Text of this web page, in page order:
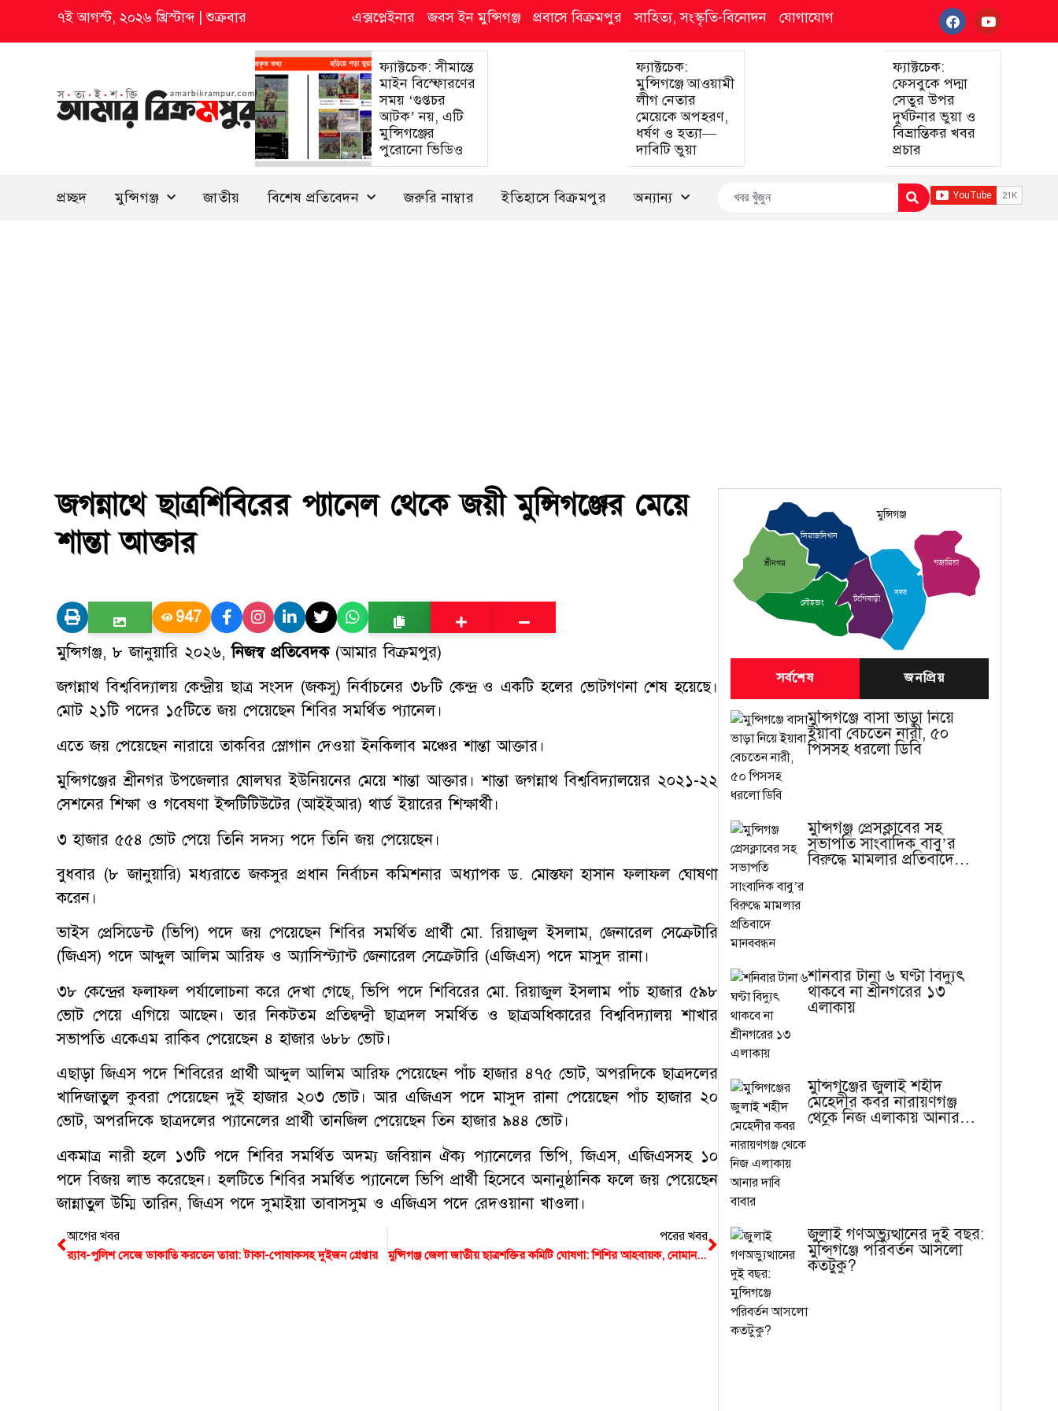
৭ই আগস্ট, ২০২৬ খ্রিস্টাব্দ|শুক্রবার এক্সপ্লেইনার জবস ইন মুন্সিগঞ্জ প্রবাসে বিক্রমপুর সাহিত্য, সংস্কৃতি-বিনোদন যোগাযোগ
ফ্যাক্টচেক: সীমান্তে
মাইন বিস্ফোরণের
সময় ‘গুপ্তচর
আটক’ নয়, এটি
মুন্সিগঞ্জের
পুরোনো ভিডিও
ফ্যাক্টচেক:
মুন্সিগঞ্জে আওয়ামী
লীগ নেতার
মেয়েকে অপহরণ,
ধর্ষণ ও হত্যা—
দাবিটি ভুয়া
ফ্যাক্টচেক:
ফেসবুকে পদ্মা
সেতুর উপর
দুর্ঘটনার ভুয়া ও
বিভ্রান্তিকর খবর
প্রচার
প্রচ্ছদ মুন্সিগঞ্জ জাতীয় বিশেষ প্রতিবেদন জরুরি নাম্বার ইতিহাসে বিক্রমপুর অন্যান্য
জগন্নাথে ছাত্রশিবিরের প‍্যানেল থেকে জয়ী মুন্সিগঞ্জের মেয়ে
শান্তা আক্তার
947
মুন্সিগঞ্জ, ৮ জানুয়ারি ২০২৬, নিজস্ব প্রতিবেদক(আমার বিক্রমপুর)
জগন্নাথ বিশ্ববিদ্যালয় কেন্দ্রীয় ছাত্র সংসদ (জকসু) নির্বাচনের ৩৮টি কেন্দ্র ও একটি হলের ভোটগণনা শেষ হয়েছে।
মোট ২১টি পদের ১৫টিতে জয় পেয়েছেন শিবির সমর্থিত প্যানেল।
এতে জয় পেয়েছেন নারায়ে তাকবির স্লোগান দেওয়া ইনকিলাব মঞ্চের শান্তা আক্তার।
মুন্সিগঞ্জের শ্রীনগর উপজেলার ষোলঘর ইউনিয়নের মেয়ে শান্তা আক্তার। শান্তা জগন্নাথ বিশ্ববিদ্যালয়ের ২০২১-২২
সেশনের শিক্ষা ও গবেষণা ইন্সটিটিউটের (আইইআর) থার্ড ইয়ারের শিক্ষার্থী।
৩ হাজার ৫৫৪ ভোট পেয়ে তিনি সদস্য পদে তিনি জয় পেয়েছেন।
বুধবার (৮ জানুয়ারি) মধ্যরাতে জকসুর প্রধান নির্বাচন কমিশনার অধ্যাপক ড. মোস্তফা হাসান ফলাফল ঘোষণা
করেন।
ভাইস প্রেসিডেন্ট (ভিপি) পদে জয় পেয়েছেন শিবির সমর্থিত প্রার্থী মো. রিয়াজুল ইসলাম, জেনারেল সেক্রেটারি
(জিএস) পদে আব্দুল আলিম আরিফ ও অ্যাসিস্ট্যান্ট জেনারেল সেক্রেটারি (এজিএস) পদে মাসুদ রানা।
৩৮ কেন্দ্রের ফলাফল পর্যালোচনা করে দেখা গেছে, ভিপি পদে শিবিরের মো. রিয়াজুল ইসলাম পাঁচ হাজার ৫৯৮
ভোট পেয়ে এগিয়ে আছেন। তার নিকটতম প্রতিদ্বন্দ্বী ছাত্রদল সমর্থিত ও ছাত্রঅধিকারের বিশ্ববিদ্যালয় শাখার
সভাপতি একেএম রাকিব পেয়েছেন ৪ হাজার ৬৮৮ ভোট।
এছাড়া জিএস পদে শিবিরের প্রার্থী আব্দুল আলিম আরিফ পেয়েছেন পাঁচ হাজার ৪৭৫ ভোট, অপরদিকে ছাত্রদলের
খাদিজাতুল কুবরা পেয়েছেন দুই হাজার ২০৩ ভোট। আর এজিএস পদে মাসুদ রানা পেয়েছেন পাঁচ হাজার ২০
ভোট, অপরদিকে ছাত্রদলের প্যানেলের প্রার্থী তানজিল পেয়েছেন তিন হাজার ৯৪৪ ভোট।
একমাত্র নারী হলে ১৩টি পদে শিবির সমর্থিত অদম্য জবিয়ান ঐক্য প্যানেলের ভিপি, জিএস, এজিএসসহ ১০
পদে বিজয় লাভ করেছেন। হলটিতে শিবির সমর্থিত প্যানেলে ভিপি প্রার্থী হিসেবে অনানুষ্ঠানিক ফলে জয় পেয়েছেন
জান্নাতুল উম্মি তারিন, জিএস পদে সুমাইয়া তাবাসসুম ও এজিএস পদে রেদওয়ানা খাওলা।
আগের খবর
র‍্যাব-পুলিশ সেজে ডাকাতি করতেন তারা: টাকা-পোষাকসহ দুইজন গ্রেপ্তার
পরের খবর
মুন্সিগঞ্জ জেলা জাতীয় ছাত্রশক্তির কমিটি ঘোষণা: শিশির আহবায়ক, নোমান সদস্য সচিব
শ্রীনগর
সিরাজদিখান
টংগিবাড়ী
সদর
গজারিয়া
লৌহজং
মুন্সিগঞ্জ
সর্বশেষ জনপ্রিয়
মুন্সিগঞ্জে বাসা ভাড়া নিয়ে
ইয়াবা বেচতেন নারী, ৫০
পিসসহ ধরলো ডিবি
মুন্সিগঞ্জ প্রেসক্লাবের সহ
সভাপতি সাংবাদিক বাবু’র
বিরুদ্ধে মামলার প্রতিবাদে
শনিবার টানা ৬ ঘণ্টা বিদ্যুৎ
থাকবে না শ্রীনগরের ১৩
এলাকায়
মুন্সিগঞ্জের জুলাই শহীদ
মেহেদীর কবর নারায়ণগঞ্জ
থেকে নিজ এলাকায় আনার
জুলাই গণঅভ্যুত্থানের দুই বছর:
মুন্সিগঞ্জে পরিবর্তন আসলো
কতটুকু?